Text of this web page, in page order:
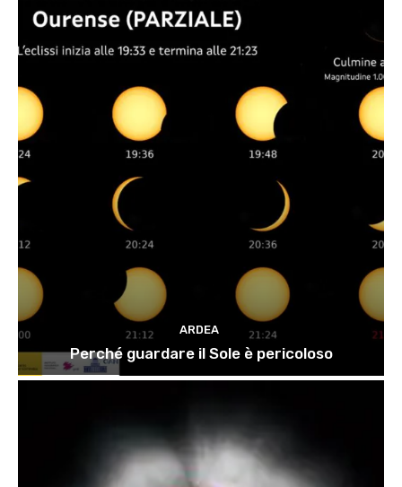
ARDEA
Perché guardare il Sole è pericoloso